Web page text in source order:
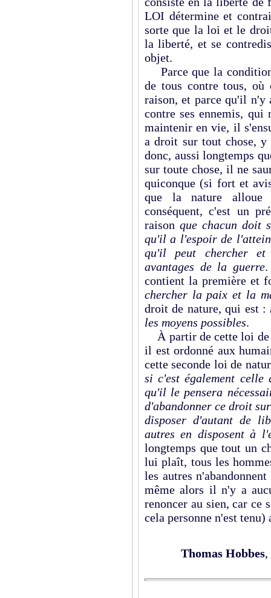
LOI détermine et
sorte que la loi et le
la liberté, et se
objet.
Parce que la
de tous contre tous, où
raison, et parce qu'il n'y
contre ses ennemis, qui
maintenir en vie, il
a droit sur tout chose, y
donc, aussi longtemps
sur toute chose, il ne
quiconque (si fort et
que la nature alloue
conséquent, c'est un
raison que chacun doit
qu'il a l'espoir de
qu'il peut chercher
avantages de la guerre
contient la première et
chercher la paix et la
droit de nature, qui est :
les moyens possibles.
À partir de cette loi de
il est ordonné aux
cette seconde loi de
si c'est également celle
qu'il le pensera
d'abandonner ce droit
disposer d'autant de
autres en disposent à
longtemps que tout un
lui plaît, tous les
les autres
même alors il n'y a
renoncer au sien, car ce
cela personne n'est
Thomas Hobbes,